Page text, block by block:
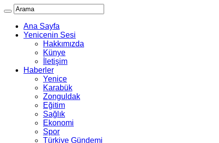
Ana Sayfa
Yenicenin Sesi
Hakkımızda
Künye
İletişim
Haberler
Yenice
Karabük
Zonguldak
Eğitim
Sağlık
Ekonomi
Spor
Türkiye Gündemi